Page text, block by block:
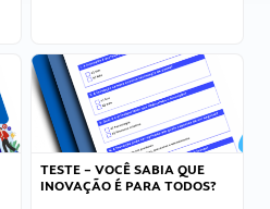
TESTE – VOCÊ SABIA QUE
INOVAÇÃO É PARA TODOS?